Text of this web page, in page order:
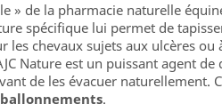
» de la pharmacie naturelle
spécifique lui permet de
les chevaux sujets aux ulcères ou
Nature est un puissant agent
de les évacuer
ballonnements.